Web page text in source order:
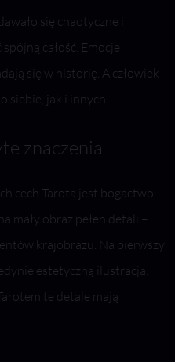
się chaotyczne i
całość. Emocje
się w historię. A człowiek
siebie, jak i innych.
znaczenia
cech Tarota jest bogactwo
mały obraz pełen detali –
krajobrazu. Na pierwszy
estetyczną ilustracją.
te detale mają